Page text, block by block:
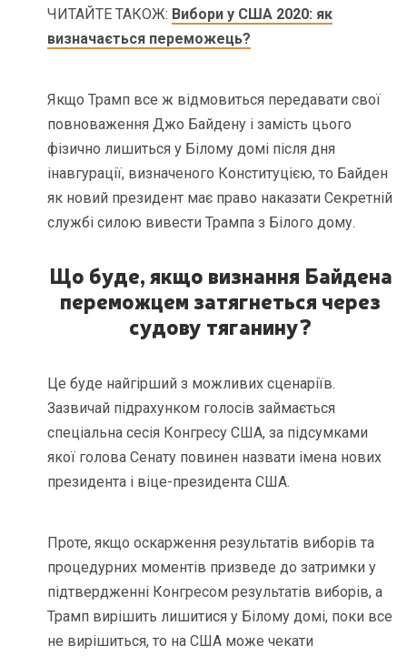
ЧИТАЙТЕ ТАКОЖ: Вибори у США 2020: як
визначається переможець?
Якщо Трамп все ж відмовиться передавати свої
повноваження Джо Байдену і замість цього
фізично лишиться у Білому домі після дня
інавгурації, визначеного Конституцією, то Байден
як новий президент має право наказати Секретній
службі силою вивести Трампа з Білого дому.
Що буде,якщо визнання Байдена
переможцем затягнеться через
судову тяганину?
Це буде найгірший з можливих сценаріїв.
Зазвичай підрахунком голосів займається
спеціальна сесія Конгресу США, за підсумками
якої голова Сенату повинен назвати імена нових
президента і віце-президента США.
Проте, якщо оскарження результатів виборів та
процедурних моментів призведе до затримки у
підтвердженні Конгресом результатів виборів, а
Трамп вирішить лишитися у Білому домі, поки все
не вирішиться, то на США може чекати